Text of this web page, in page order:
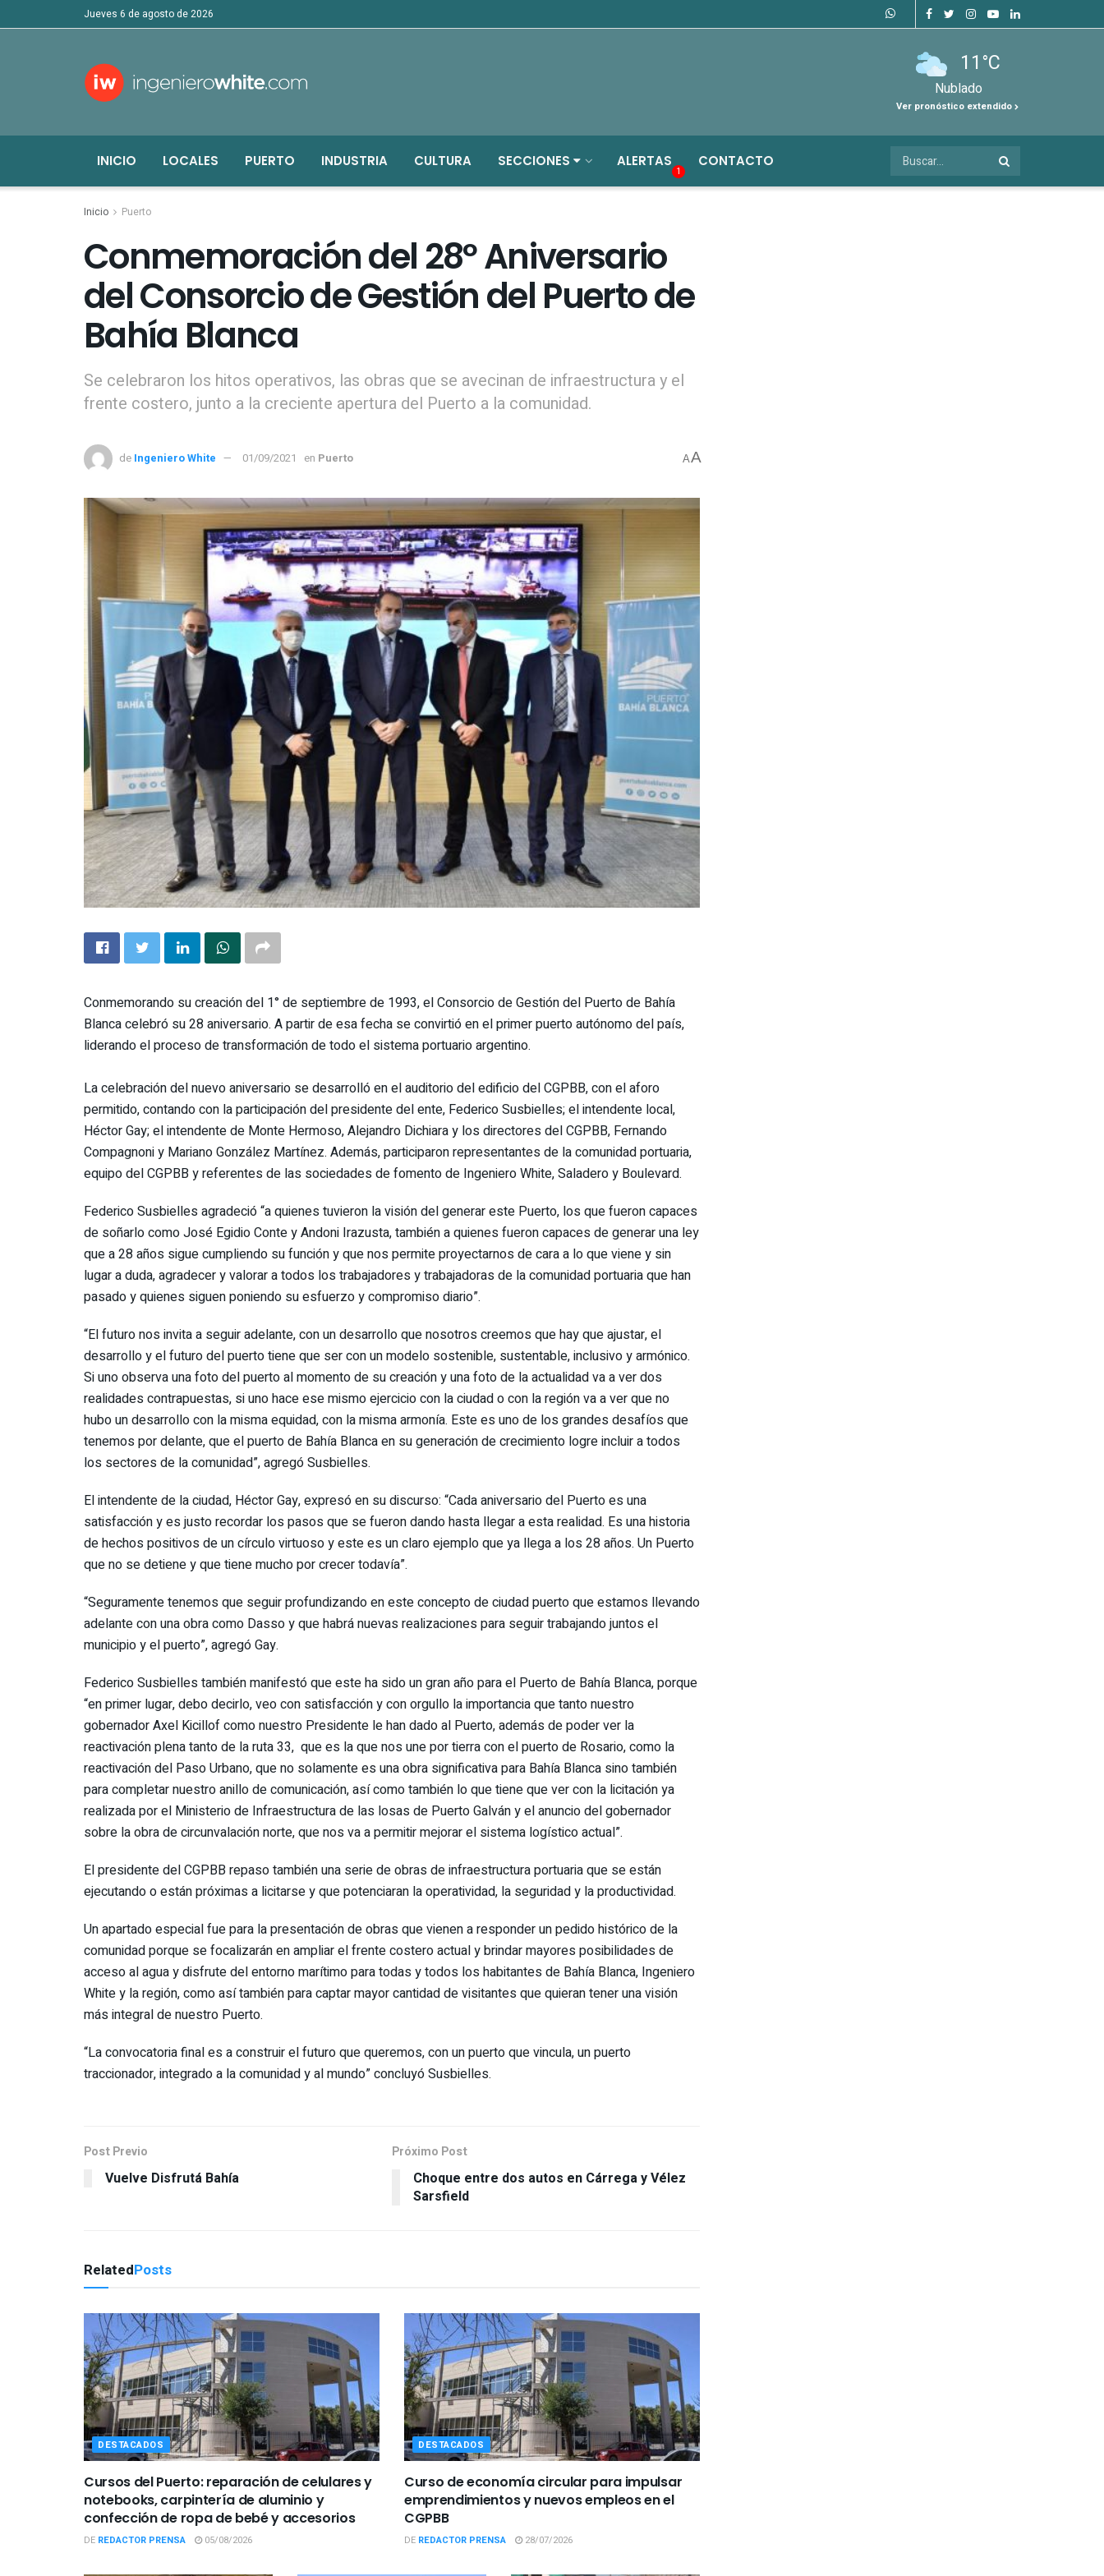
jueves 6 de agosto de 2026
11°C
Nublado
Ver pronóstico extendido
INICIO LOCALES PUERTO INDUSTRIA CULTURA SECCIONES ALERTAS
1
CONTACTO
Inicio Puerto
Conmemoración del 28º Aniversario
del Consorcio de Gestión del Puerto de
Bahía Blanca
Se celebraron los hitos operativos, las obras que se avecinan de infraestructura y el
frente costero, junto a la creciente apertura del Puerto a la comunidad.
de Ingeniero White 01/09/2021 en Puerto AA
Conmemorando su creación del 1° de septiembre de 1993, el Consorcio de Gestión del Puerto de Bahía
Blanca celebró su 28 aniversario. A partir de esa fecha se convirtió en el primer puerto autónomo del país,
liderando el proceso de transformación de todo el sistema portuario argentino.
La celebración del nuevo aniversario se desarrolló en el auditorio del edificio del CGPBB, con el aforo
permitido, contando con la participación del presidente del ente, Federico Susbielles; el intendente local,
Héctor Gay; el intendente de Monte Hermoso, Alejandro Dichiara y los directores del CGPBB, Fernando
Compagnoni y Mariano González Martínez. Además, participaron representantes de la comunidad portuaria,
equipo del CGPBB y referentes de las sociedades de fomento de Ingeniero White, Saladero y Boulevard.
Federico Susbielles agradeció “a quienes tuvieron la visión del generar este Puerto, los que fueron capaces
de soñarlo como José Egidio Conte y Andoni Irazusta, también a quienes fueron capaces de generar una ley
que a 28 años sigue cumpliendo su función y que nos permite proyectarnos de cara a lo que viene y sin
lugar a duda, agradecer y valorar a todos los trabajadores y trabajadoras de la comunidad portuaria que han
pasado y quienes siguen poniendo su esfuerzo y compromiso diario”.
“El futuro nos invita a seguir adelante, con un desarrollo que nosotros creemos que hay que ajustar, el
desarrollo y el futuro del puerto tiene que ser con un modelo sostenible, sustentable, inclusivo y armónico.
Si uno observa una foto del puerto al momento de su creación y una foto de la actualidad va a ver dos
realidades contrapuestas, si uno hace ese mismo ejercicio con la ciudad o con la región va a ver que no
hubo un desarrollo con la misma equidad, con la misma armonía. Este es uno de los grandes desafíos que
tenemos por delante, que el puerto de Bahía Blanca en su generación de crecimiento logre incluir a todos
los sectores de la comunidad”, agregó Susbielles.
El intendente de la ciudad, Héctor Gay, expresó en su discurso: “Cada aniversario del Puerto es una
satisfacción y es justo recordar los pasos que se fueron dando hasta llegar a esta realidad. Es una historia
de hechos positivos de un círculo virtuoso y este es un claro ejemplo que ya llega a los 28 años. Un Puerto
que no se detiene y que tiene mucho por crecer todavía”.
“Seguramente tenemos que seguir profundizando en este concepto de ciudad puerto que estamos llevando
adelante con una obra como Dasso y que habrá nuevas realizaciones para seguir trabajando juntos el
municipio y el puerto”, agregó Gay.
Federico Susbielles también manifestó que este ha sido un gran año para el Puerto de Bahía Blanca, porque
“en primer lugar, debo decirlo, veo con satisfacción y con orgullo la importancia que tanto nuestro
gobernador Axel Kicillof como nuestro Presidente le han dado al Puerto, además de poder ver la
reactivación plena tanto de la ruta 33, que es la que nos une por tierra con el puerto de Rosario, como la
reactivación del Paso Urbano, que no solamente es una obra significativa para Bahía Blanca sino también
para completar nuestro anillo de comunicación, así como también lo que tiene que ver con la licitación ya
realizada por el Ministerio de Infraestructura de las losas de Puerto Galván y el anuncio del gobernador
sobre la obra de circunvalación norte, que nos va a permitir mejorar el sistema logístico actual”.
El presidente del CGPBB repaso también una serie de obras de infraestructura portuaria que se están
ejecutando o están próximas a licitarse y que potenciaran la operatividad, la seguridad y la productividad.
Un apartado especial fue para la presentación de obras que vienen a responder un pedido histórico de la
comunidad porque se focalizarán en ampliar el frente costero actual y brindar mayores posibilidades de
acceso al agua y disfrute del entorno marítimo para todas y todos los habitantes de Bahía Blanca, Ingeniero
White y la región, como así también para captar mayor cantidad de visitantes que quieran tener una visión
más integral de nuestro Puerto.
“La convocatoria final es a construir el futuro que queremos, con un puerto que vincula, un puerto
traccionador, integrado a la comunidad y al mundo” concluyó Susbielles.
Post Previo
Vuelve Disfrutá Bahía
Próximo Post
Choque entre dos autos en Cárrega y Vélez
Sarsfield
RelatedPosts
DESTACADOS
Cursos del Puerto: reparación de celulares y
notebooks, carpintería de aluminio y
confección de ropa de bebé y accesorios
DE REDACTOR PRENSA 05/08/2026
DESTACADOS
Curso de economía circular para impulsar
emprendimientos y nuevos empleos en el
CGPBB
DE REDACTOR PRENSA 28/07/2026